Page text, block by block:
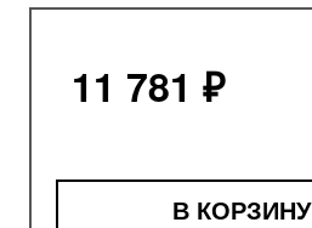
11 781 ₽
В КОРЗИНУ